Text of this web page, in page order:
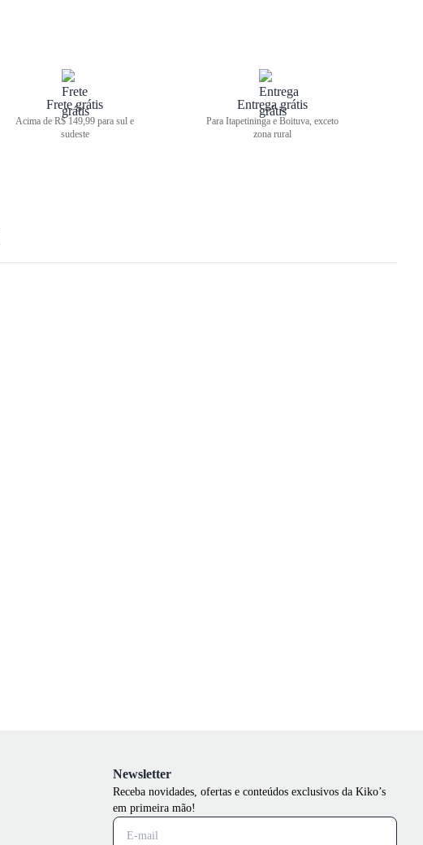
Frete grátis
Acima de R$ 149,99 para sul e
sudeste
Entrega grátis
Para Itapetininga e Boituva, exceto
zona rural
Newsletter
Receba novidades, ofertas e conteúdos exclusivos da Kiko’s
em primeira mão!